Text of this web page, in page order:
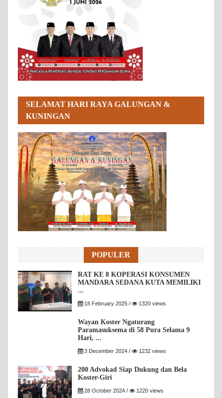
SELAMAT HARI RAYA GALUNGAN &
KUNINGAN
POPULER
RAT KE 8 KOPERASI KONSUMEN
MANDARA SEDANA KUTA MEMILIKI
...
18 February 2025 / 1320 views
Wayan Koster Ngaturang
Paramasuksema di 58 Pura Selama 9
Hari, ...
3 December 2024 / 1232 views
200 Advokad Siap Dukung dan Bela
Koster-Giri
28 October 2024 / 1220 views